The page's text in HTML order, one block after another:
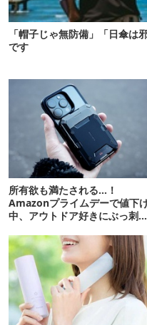
「帽子じゃ無防備」「日傘
です
所有欲も満たされる…！
Amazonプライムデーで値下
中、アウトドア好きにぶっ刺さ